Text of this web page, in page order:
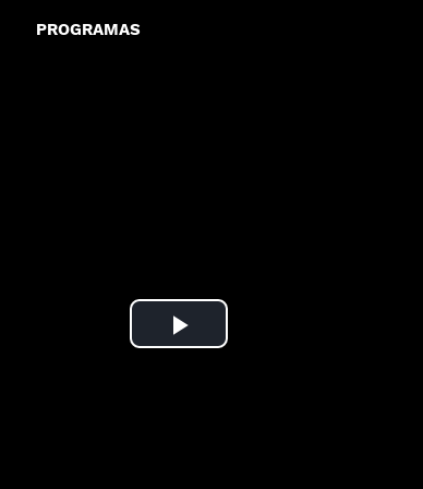
PROGRAMAS
Play